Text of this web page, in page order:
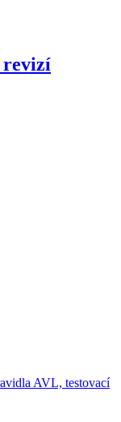
revizí
AVL, testovací